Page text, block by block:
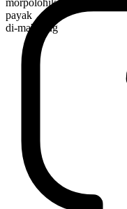
morpolohikal na kayarian
payak
di-mabilang